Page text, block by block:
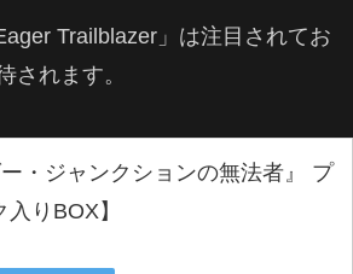
Trailblazer」は注目されてお
されます。
・ジャンクションの無法者』 プ
りBOX】